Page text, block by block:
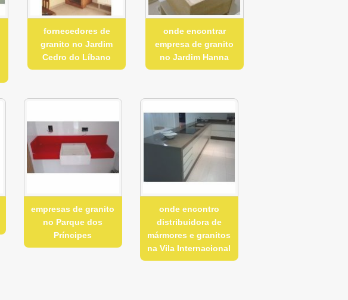
fornecedores de
granito no Jardim
Cedro do Líbano
onde encontrar
empresa de granito
no Jardim Hanna
empresas de granito
no Parque dos
Príncipes
onde encontro
distribuidora de
mármores e granitos
na Vila Internacional